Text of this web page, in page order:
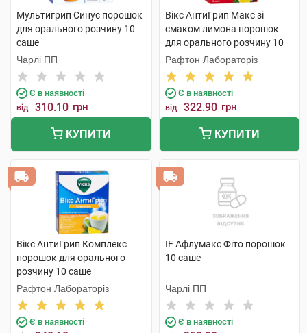
Мультигрип Синус порошок
для орального розчину 10
саше
Чарлі ПП
Є в наявності
від 310.10 грн
КУПИТИ
Вікс АнтиГрип Макс зі
смаком лимона порошок
для орального розчину 10
саше
Рафтон Лабораторіз
Є в наявності
від 322.90 грн
КУПИТИ
Вікс АнтиГрип Комплекс
порошок для орального
розчину 10 саше
Рафтон Лабораторіз
Є в наявності
IF Афлумакс Фіто порошок
10 саше
Чарлі ПП
Є в наявності